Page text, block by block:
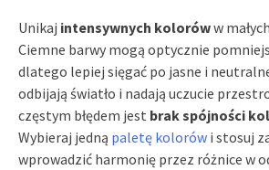
Unikaj intensywnych koloróww
Ciemne barwy mogą optycznie
dlatego lepiej sięgać po jasne i
odbijają światło i nadają uczucie
częstym błędem jest brak spójności
Wybieraj jedną paletę kolorów i stosuj
wprowadzić harmonię przez różnice w